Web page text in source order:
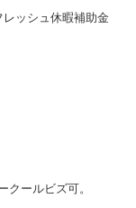
ッシュ休暇補助金
クールビズ可。